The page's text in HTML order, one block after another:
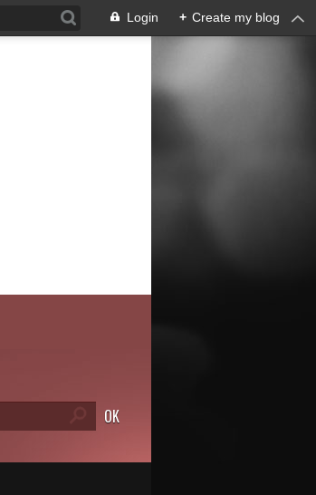
Login + Create my blog